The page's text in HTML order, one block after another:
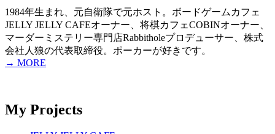
1984年生まれ、元自衛隊で元ホスト。ボードゲームカフェ
JELLY JELLY CAFEオーナー、将棋カフェCOBINオーナー、
マーダーミステリー専門店Rabbitholeプロデューサー、株式
会社人狼の代表取締役。ポーカーが好きです。
→ MORE
My Projects